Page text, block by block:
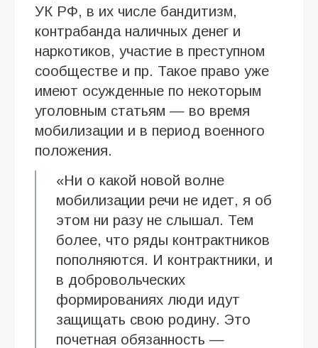
УК РФ, в их числе бандитизм,
контрабанда наличных денег и
наркотиков, участие в преступном
сообществе и пр. Такое право уже
имеют осужденные по некоторым
уголовным статьям — во время
мобилизации и в период военного
положения.
«Ни о какой новой волне
мобилизации речи не идет, я об
этом ни разу не слышал. Тем
более, что ряды контрактников
пополняются. И контрактники, и
в добровольческих
формированиях люди идут
защищать свою родину. Это
почетная обязанность —